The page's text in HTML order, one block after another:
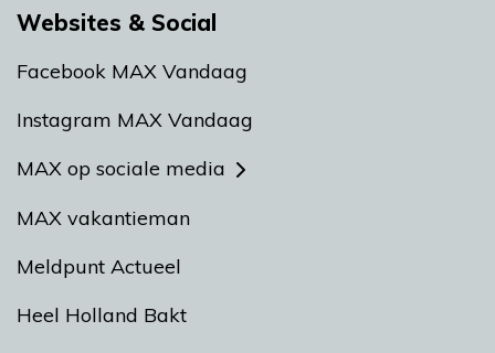
Websites & Social
Facebook MAX Vandaag
Instagram MAX Vandaag
MAX op sociale media
MAX vakantieman
Meldpunt Actueel
Heel Holland Bakt